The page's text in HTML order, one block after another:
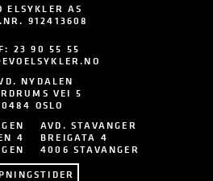
ELSYKLER AS
912413608
23 90 55 55
NYDALEN
VEI 5
0484 OSLO
4
AVD. STAVANGER
BREIGATA 4
4006 STAVANGER